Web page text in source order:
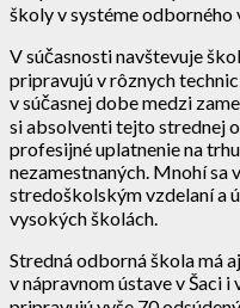
školy v systéme odborného
V súčasnosti navštevuje
pripravujú v rôznych
v súčasnej dobe medzi
si absolventi tejto strednej
profesijné uplatnenie na
nezamestnaných. Mnohí sa
stredoškolským vzdelaní a
vysokých školách.
Stredná odborná škola má
v nápravnom ústave v Šaci